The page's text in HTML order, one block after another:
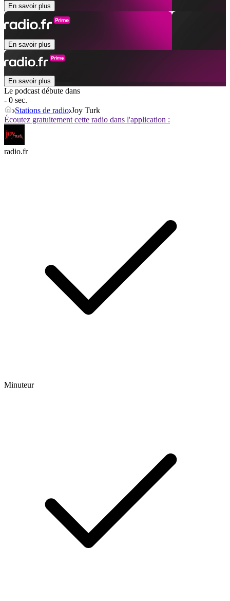
En savoir plus
En savoir plus
En savoir plus
Le podcast débute dans
- 0 sec.
Stations de radio Joy Turk
Écoutez gratuitement cette radio dans l'application :
radio.fr
Minuteur